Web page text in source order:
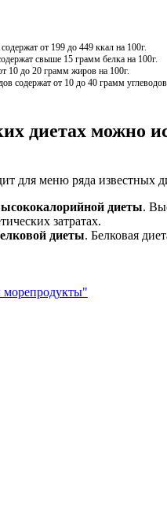
от 199 до 449 ккал на 100г.
свыше 15 грамм белка на 100г.
10 до 20 грамм жиров на 100г.
содержат от 10 до 40 грамм углеводов
диетах можно
для меню ряда известных
диеты.
затратах.
диеты. Белковая
морепродукты"